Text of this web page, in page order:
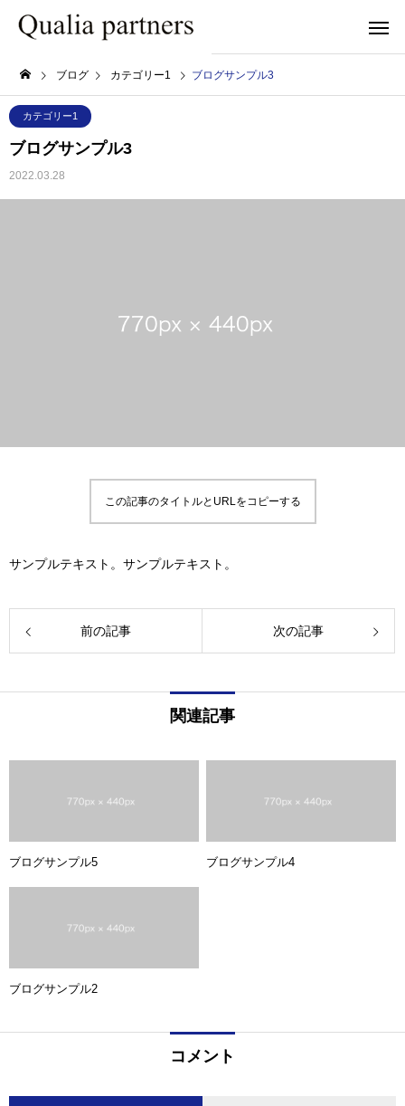
ブログ カテゴリー1 ブログサンプル3
カテゴリー1
ブログサンプル3
2022.03.28
この記事のタイトルとURLをコピーする
サンプルテキスト。サンプルテキスト。
前の記事 次の記事
関連記事
ブログサンプル5 ブログサンプル4
ブログサンプル2
コメント